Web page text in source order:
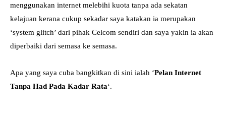
menggunakan internet melebihi kuota tanpa ada sekatan
kelajuan kerana cukup sekadar saya katakan ia merupakan
‘system glitch’ dari pihak Celcom sendiri dan saya yakin ia akan
diperbaiki dari semasa ke semasa.
Apa yang saya cuba bangkitkan di sini ialah ‘Pelan Internet
Tanpa Had Pada Kadar Rata‘.